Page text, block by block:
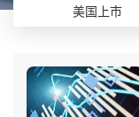
美国上市